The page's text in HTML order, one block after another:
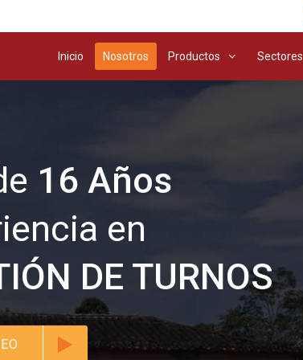
Inicio Nosotros Productos Sectores
16 Años
en
DE TURNOS